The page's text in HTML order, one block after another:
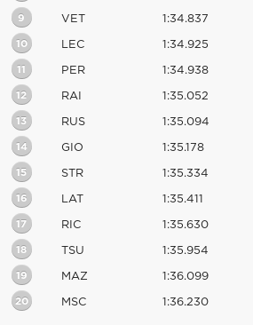
9 VET 1:34.837
10 LEC 1:34.925
11 PER 1:34.938
12 RAI 1:35.052
13 RUS 1:35.094
14 GIO 1:35.178
15 STR 1:35.334
16 LAT 1:35.411
17 RIC 1:35.630
18 TSU 1:35.954
19 MAZ 1:36.099
20 MSC 1:36.230